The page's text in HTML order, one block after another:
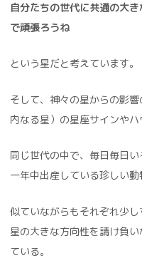
自分たちの世代に共通の大
で頑張ろうね
という星だと考えています。
そして、神々の星からの影
内なる星）の星座サインやハ
同じ世代の中で、毎日毎日
一年中出産している珍しい動
似ていながらもそれぞれ少
星の大きな方向性を請け負
ている。